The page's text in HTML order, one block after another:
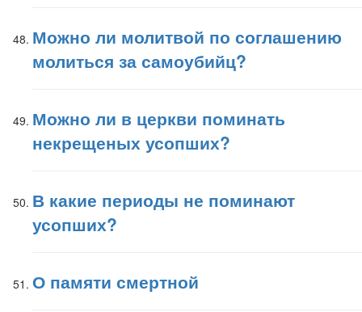
Можно ли молитвой по соглашению
молиться за самоубийц?
Можно ли в церкви поминать
некрещеных усопших?
В какие периоды не поминают
усопших?
О памяти смертной